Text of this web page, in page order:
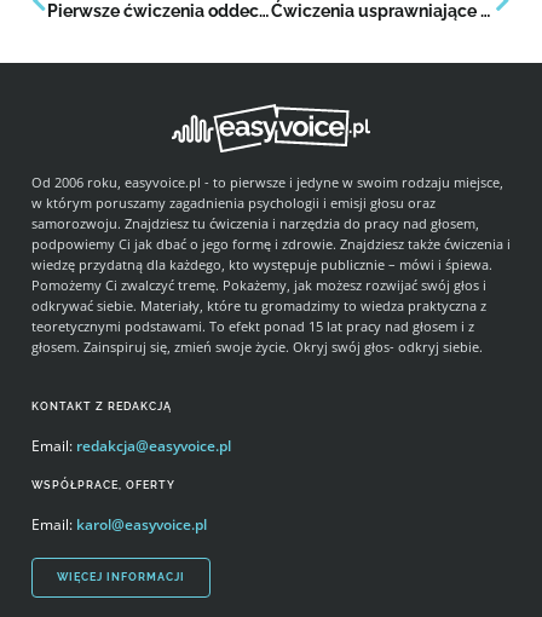
Pierwsze ćwiczenia oddechowe Ćwiczenia usprawniające wdech
KONTAKT Z REDAKCJĄ
Email: redakcja@easyvoice.pl
WSPÓŁPRACE, OFERTY
Email: karol@easyvoice.pl
WIĘCEJ INFORMACJI
Od 2006 roku, easyvoice.pl - to pierwsze i jedyne w swoim rodzaju miejsce,
w którym poruszamy zagadnienia psychologii i emisji głosu oraz
samorozwoju. Znajdziesz tu ćwiczenia i narzędzia do pracy nad głosem,
podpowiemy Ci jak dbać o jego formę i zdrowie. Znajdziesz także ćwiczenia i
wiedzę przydatną dla każdego, kto występuje publicznie – mówi i śpiewa.
Pomożemy Ci zwalczyć tremę. Pokażemy, jak możesz rozwijać swój głos i
odkrywać siebie. Materiały, które tu gromadzimy to wiedza praktyczna z
teoretycznymi podstawami. To efekt ponad 15 lat pracy nad głosem i z
głosem. Zainspiruj się, zmień swoje życie. Okryj swój głos- odkryj siebie.